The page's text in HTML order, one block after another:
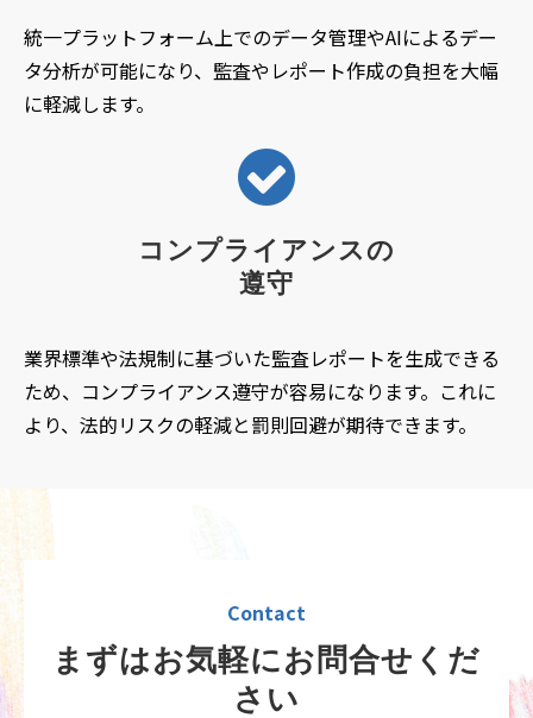
統一プラットフォーム上でのデータ管理やAIによるデー
タ分析が可能になり、監査やレポート作成の負担を大幅
に軽減します。
コンプライアンスの
遵守
業界標準や法規制に基づいた監査レポートを生成できる
ため、コンプライアンス遵守が容易になります。これに
より、法的リスクの軽減と罰則回避が期待できます。
Contact
まずはお気軽にお問合せくだ
さい